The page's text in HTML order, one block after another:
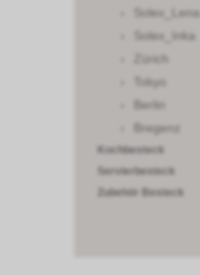
Solex_Lena
Solex_Inka
Zürich
Tokyo
Berlin
Bregenz
Kochbesteck
Servierbesteck
Zubehör Besteck